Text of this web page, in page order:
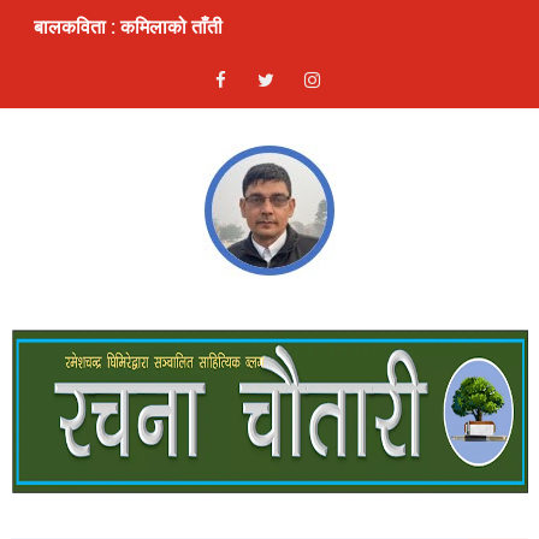
बालकविता : कमिलाको ताँती
लघुकथाः कुकुरदेखि सावधान
देखावटी माया : लघुकथा
लघुकथाः चैनको जिन्दगी